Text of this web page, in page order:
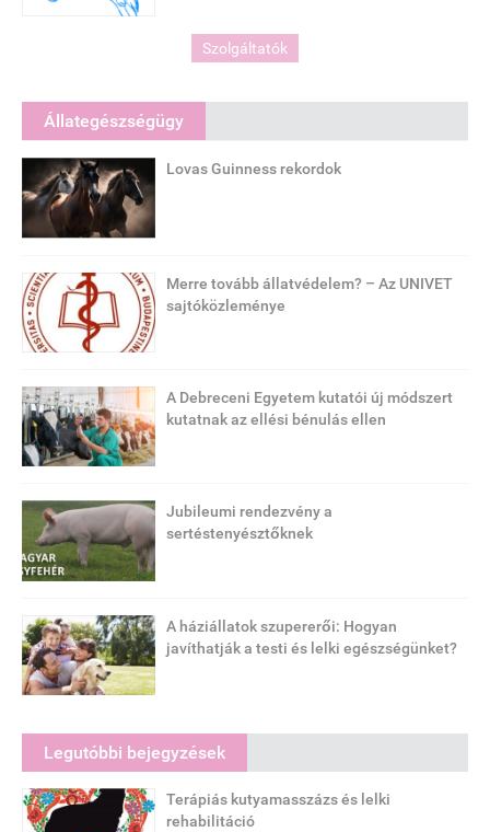
Szolgáltatók
Állategészségügy
Lovas Guinness rekordok
Merre tovább állatvédelem? – Az UNIVET
sajtóközleménye
A Debreceni Egyetem kutatói új módszert
kutatnak az ellési bénulás ellen
Jubileumi rendezvény a
sertéstenyésztőknek
A háziállatok szupererői: Hogyan
javíthatják a testi és lelki egészségünket?
Legutóbbi bejegyzések
Terápiás kutyamasszázs és lelki
rehabilitáció